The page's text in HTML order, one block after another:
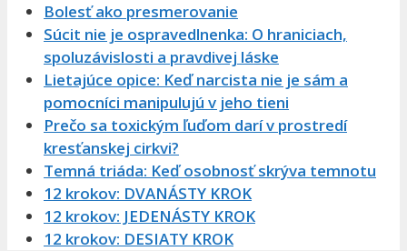
Bolesť ako presmerovanie
Súcit nie je ospravedlnenka: O hraniciach,
spoluzávislosti a pravdivej láske
Lietajúce opice: Keď narcista nie je sám a
pomocníci manipulujú v jeho tieni
Prečo sa toxickým ľuďom darí v prostredí
kresťanskej cirkvi?
Temná triáda: Keď osobnosť skrýva temnotu
12 krokov: DVANÁSTY KROK
12 krokov: JEDENÁSTY KROK
12 krokov: DESIATY KROK